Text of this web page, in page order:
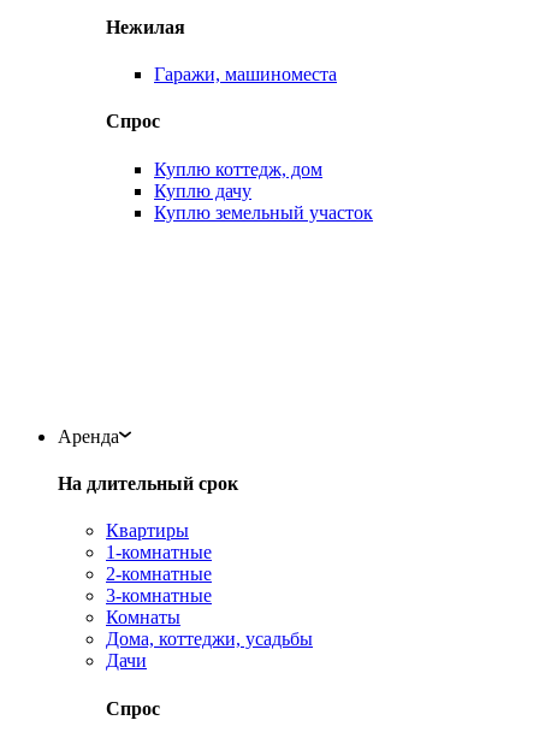
Нежилая
Гаражи, машиноместа
Спрос
Куплю коттедж, дом
Куплю дачу
Куплю земельный участок
Аренда
На длительный срок
Квартиры
1-комнатные
2-комнатные
3-комнатные
Комнаты
Дома, коттеджи, усадьбы
Дачи
Спрос